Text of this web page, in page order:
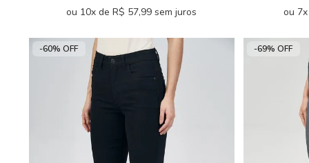
ou 10x de R$ 57,99 sem juros
ou
-60% OFF -69% OFF